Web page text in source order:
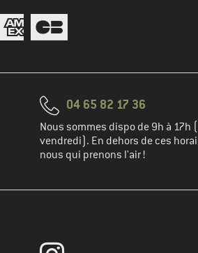
04 65 82 17 36
Nous sommes dispo de 9h à 17h
vendredi). En dehors de ces
nous qui prenons l'air !
compte client à la prochaine étape